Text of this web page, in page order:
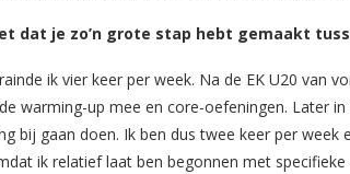
dat je zo’n grote stap hebt gemaakt
ik vier keer per week. Na de EK U20 van
warming-up mee en core-oefeningen. Later
bij gaan doen. Ik ben dus twee keer per week
ik relatief laat ben begonnen met